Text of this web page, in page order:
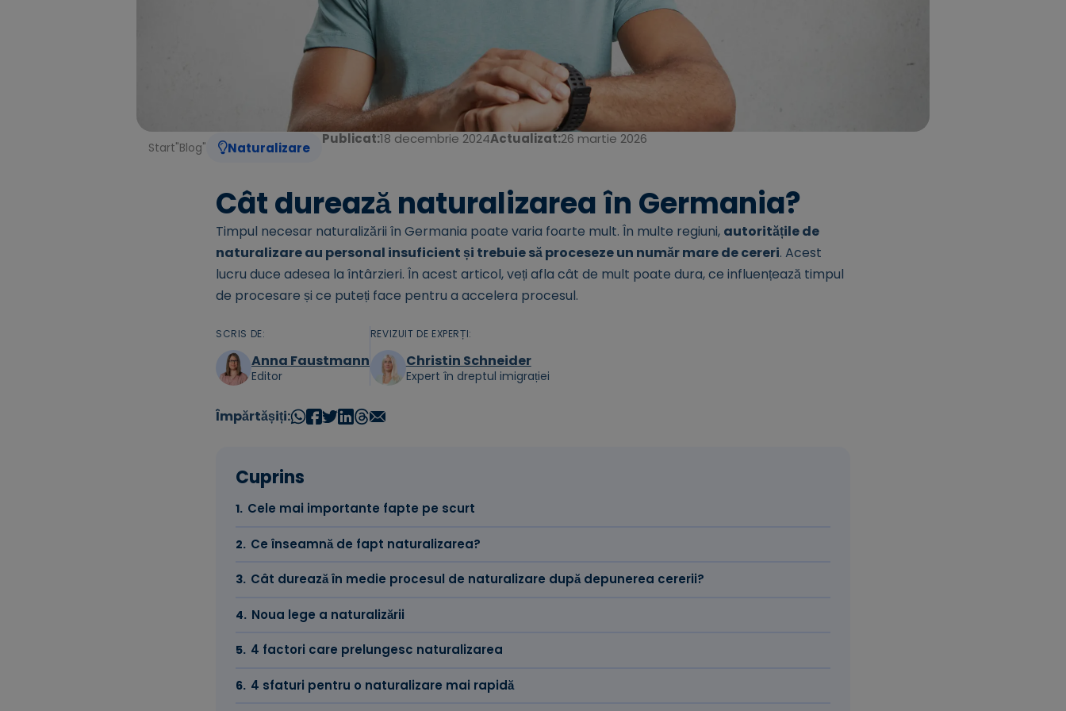
Start"Blog" Naturalizare
Publicat:18 decembrie 2024Actualizat:26 martie 2026
Cât durează naturalizarea în Germania?
Timpul necesar naturalizării în Germania poate varia foarte mult. În multe regiuni, autoritățile de
naturalizare au personal insuficient și trebuie să proceseze un număr mare de cereri. Acest
lucru duce adesea la întârzieri. În acest articol, veți afla cât de mult poate dura, ce influențează timpul
de procesare și ce puteți face pentru a accelera procesul.
SCRIS DE:
Anna Faustmann
Editor
REVIZUIT DE EXPERȚI:
Christin Schneider
Expert în dreptul imigrației
Împărtășiți:
Cuprins
Cele mai importante fapte pe scurt
Ce înseamnă de fapt naturalizarea?
Cât durează în medie procesul de naturalizare după depunerea cererii?
Noua lege a naturalizării
4 factori care prelungesc naturalizarea
4 sfaturi pentru o naturalizare mai rapidă